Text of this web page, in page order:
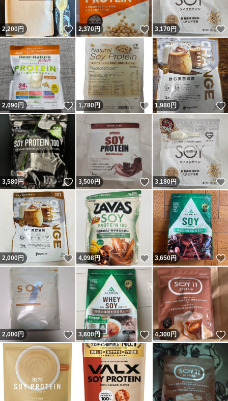
2,200円 いいね！
2,370円 いいね！
3,170円
2,090円 いいね！
1,780円 いいね！
1,980円
3,580円 いいね！
3,500円 いいね！
3,180円
2,000円 いいね！
4,098円 いいね！
3,650円
2,000円 いいね！
3,600円 いいね！
4,300円